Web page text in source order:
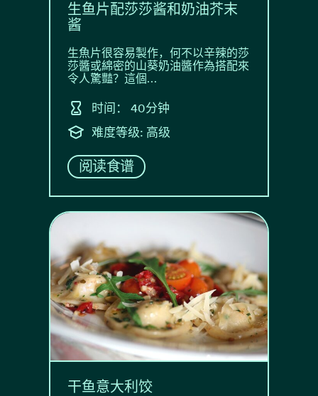
生鱼片配莎莎酱和奶油芥末
酱
生魚片很容易製作，何不以辛辣的莎
莎醬或綿密的山葵奶油醬作為搭配來
令人驚豔？這個…
时间： 40分钟
难度等级: 高级
阅读食谱
干鱼意大利饺